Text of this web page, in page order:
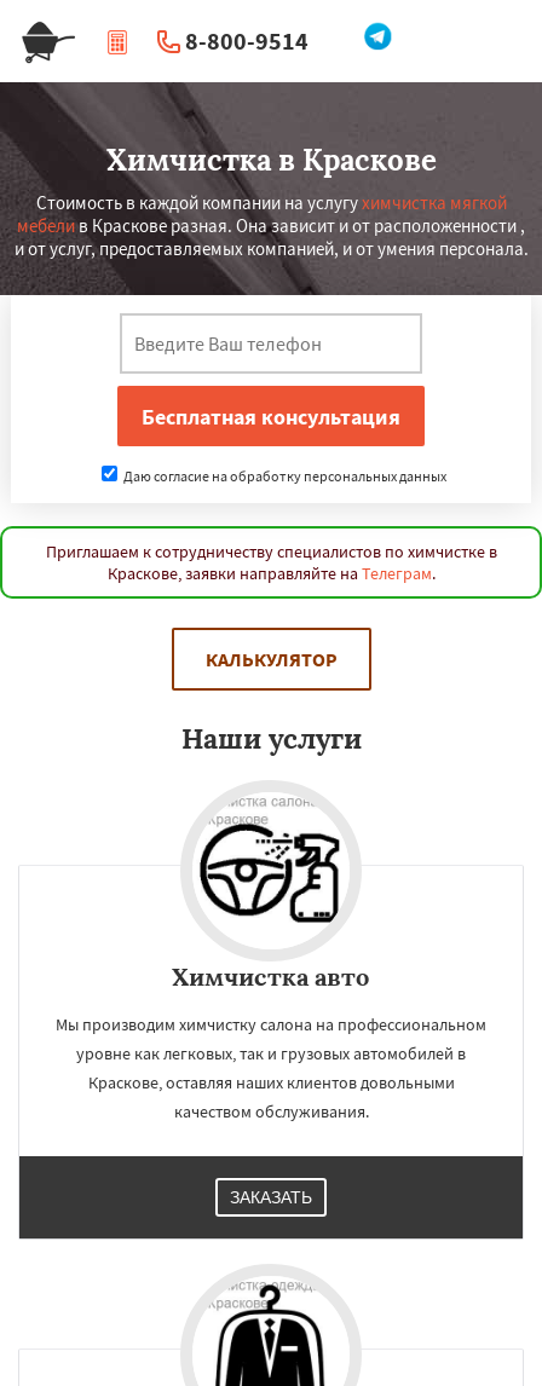
8-800-9514
| Перезвоните мне
Химчистка в Краскове
Стоимость в каждой компании на услугухимчистка мягкой
мебелив Краскове разная. Она зависит и от расположенности ,
и от услуг, предоставляемых компанией, и от умения персонала.
Даю согласие на обработку персональных данных
Приглашаем к сотрудничеству специалистов по химчистке в
Краскове, заявки направляйте на Телеграм.
КАЛЬКУЛЯТОР
Наши услуги
Химчистка авто
Мы производим химчистку салона на профессиональном
уровне как легковых, так и грузовых автомобилей в
Краскове, оставляя наших клиентов довольными
качеством обслуживания.
ЗАКАЗАТЬ